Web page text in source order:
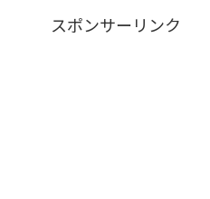
スポンサーリンク